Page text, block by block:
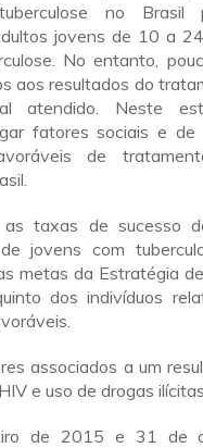
no Brasil
jovens de 10 a
No entanto,
aos resultados do
atendido. Neste
fatores sociais e de
de
as taxas de sucesso
jovens com
metas da Estratégia
dos indivíduos
associados a um
e uso de drogas
de 2015 e 31 de